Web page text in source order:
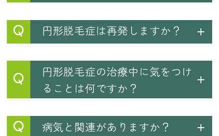
Q 円形脱毛症は再発しますか？
Q
円形脱毛症の治療中に気をつけ
ることは何ですか？
Q 病気と関連がありますか？